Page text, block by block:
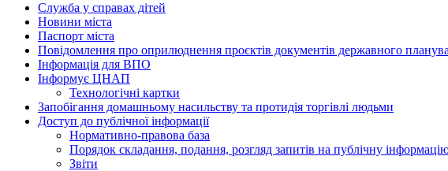
Служба у справах дітей
Новини міста
Паспорт міста
Повідомлення про оприлюднення проєктів документів державного
Інформація для ВПО
Інформує ЦНАП
Технологічні картки
Запобігання домашньому насильству та протидія торгівлі людьми
Доступ до публічної інформації
Нормативно-правова база
Порядок складання, подання, розгляд запитів на публічну
Звіти